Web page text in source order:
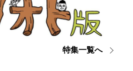
特集一覧へ